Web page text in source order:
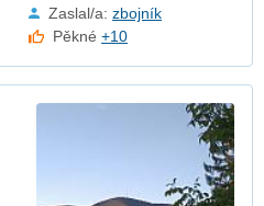
Zaslal/a: zbojník
Pěkné+10